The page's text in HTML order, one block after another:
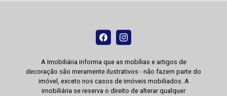
A Imobiliária informa que as mobílias e artigos de
decoração são meramente ilustrativos - não fazem parte do
imóvel, exceto nos casos de imóveis mobiliados. A
imobiliária se reserva o direito de alterar qualquer